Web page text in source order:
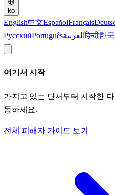
ko
English中文EspañolFrançais
РусскийPortuguêsالعربيةहिन्दी한
여기서 시작
가지고 있는 단서부터 시작한
동하세요.
전체 피해자 가이드 보기